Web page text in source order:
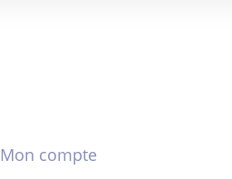
Mon compte